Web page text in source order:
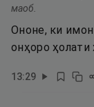
маоб.
Ононе, ки
онҳоро
13:29